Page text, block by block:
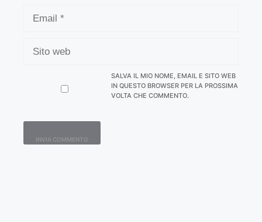
WEB
SALVA IL MIO NOME, EMAIL E SITO WEB
IN QUESTO BROWSER PER LA PROSSIMA
VOLTA CHE COMMENTO.